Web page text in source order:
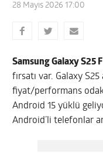
28 Mayıs 2026 17:00
Samsung Galaxy S25
fırsatı var. Galaxy
fiyat/performans
Android 15 yüklü
Android’li telefonlar